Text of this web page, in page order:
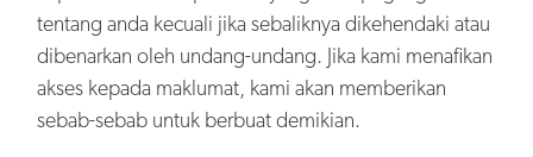
tentang anda kecuali jika sebaliknya dikehendaki atau
dibenarkan oleh undang-undang. Jika kami menafikan
akses kepada maklumat, kami akan memberikan
sebab-sebab untuk berbuat demikian.